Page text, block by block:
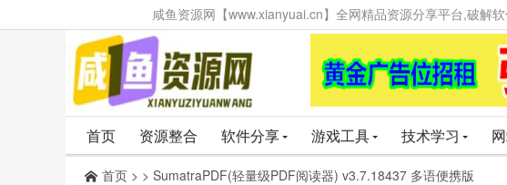
咸鱼资源网【www.xianyuai.cn】全网精品资源分享平台,破解
首页 资源整合 软件分享 游戏工具 技术学习
首页 > > SumatraPDF(轻量级PDF阅读器) v3.7.18437 多语便携版